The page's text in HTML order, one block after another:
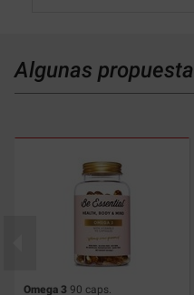
Algunas
Omega 3 90 caps.